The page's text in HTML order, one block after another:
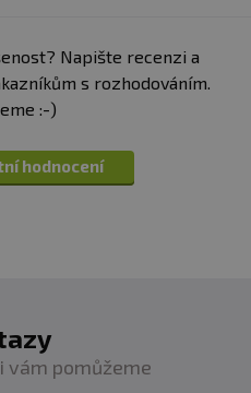
Napište recenzi a
s rozhodováním.
:-)
hodnocení
vám pomůžeme